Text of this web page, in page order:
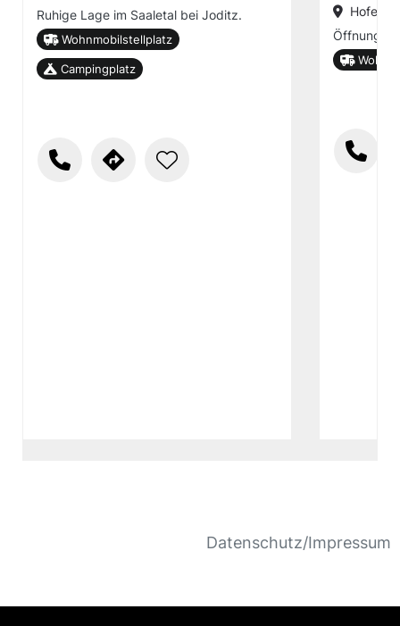
Ruhige Lage im Saaletal bei Joditz.
Wohnmobilstellplatz
Campingplatz
Datenschutz/Impressum